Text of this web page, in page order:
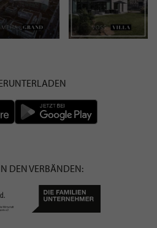
DEN VERBÄNDEN: